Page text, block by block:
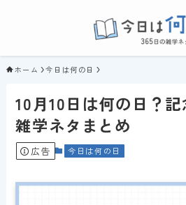
ホーム 今日は何の日
10月10日は何の日？記
雑学ネタまとめ
広告 今日は何の日